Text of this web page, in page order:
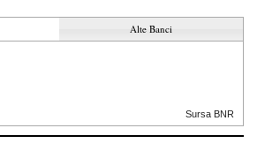
Alte Banci
Sursa BNR